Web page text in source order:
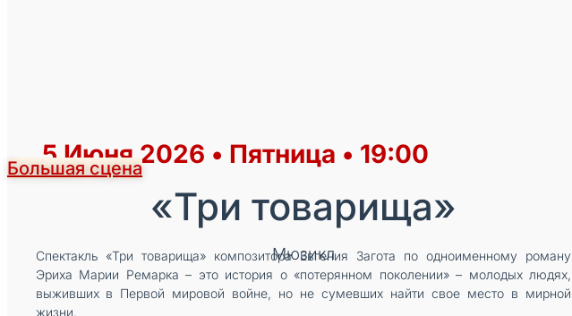
5 Июня 2026 • Пятница • 19:00
Большая сцена
«Три товарища»
Мюзикл
Спектакль «Три товарища» композитора Евгения Загота по одноименному роману
Эриха Марии Ремарка – это история о «потерянном поколении» – молодых людях,
выживших в Первой мировой войне, но не сумевших найти свое место в мирной
жизни.